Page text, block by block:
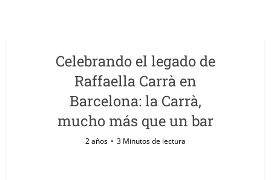
Celebrando el legado de
Raffaella Carrà en
Barcelona: la Carrà,
mucho más que un bar
2 años 3 Minutos de lectura